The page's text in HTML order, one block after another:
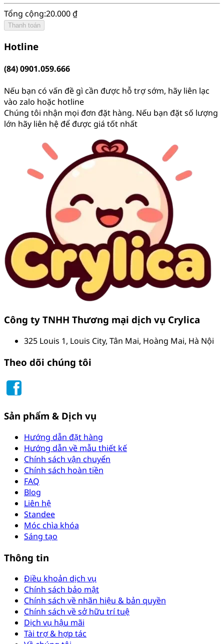
Tổng cộng:20.000 ₫
Thanh toán
Hotline
(84) 0901.059.666
Nếu bạn có vấn đề gì cần được hỗ trợ sớm, hãy liên lạc
vào zalo hoặc hotline
Chúng tôi nhận mọi đơn đặt hàng. Nếu bạn đặt số lượng
lớn hãy liên hệ để được giá tốt nhất
Công ty TNHH Thương mại dịch vụ Crylica
325 Louis 1, Louis City, Tân Mai, Hoàng Mai, Hà Nội
Theo dõi chúng tôi
Sản phẩm & Dịch vụ
Hướng dẫn đặt hàng
Hướng dẫn về mẫu thiết kế
Chính sách vận chuyển
Chính sách hoàn tiền
FAQ
Blog
Liên hệ
Standee
Móc chìa khóa
Sáng tạo
Thông tin
Điều khoản dịch vụ
Chính sách bảo mật
Chính sách về nhãn hiệu & bản quyền
Chính sách về sở hữu trí tuệ
Dịch vụ hậu mãi
Tài trợ & hợp tác